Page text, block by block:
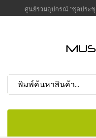
ศูนย์รวมอุปกรณ์ "ชุดประชุ